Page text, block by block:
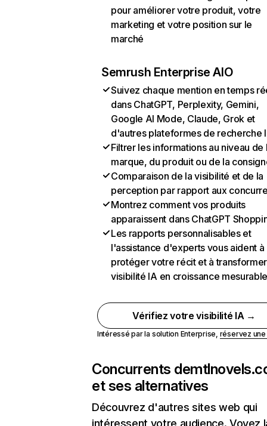
pour améliorer votre produit, votre
marketing et votre position sur le
marché
Semrush Enterprise AIO
Suivez chaque mention en temps
dans ChatGPT, Perplexity, Gemini,
Google AI Mode, Claude, Grok et
d'autres plateformes de recherche
Filtrer les informations au niveau de
marque, du produit ou de la
Comparaison de la visibilité et de la
perception par rapport aux
Montrez comment vos produits
apparaissent dans ChatGPT
Les rapports personnalisables et
l'assistance d'experts vous aident à
protéger votre récit et à
visibilité IA en croissance
Vérifiez votre visibilité IA →
Intéressé par la solution Enterprise, réservez
Concurrents de
et ses alternatives
Découvrez d'autres sites web qui
intéressent votre audience. Voyez